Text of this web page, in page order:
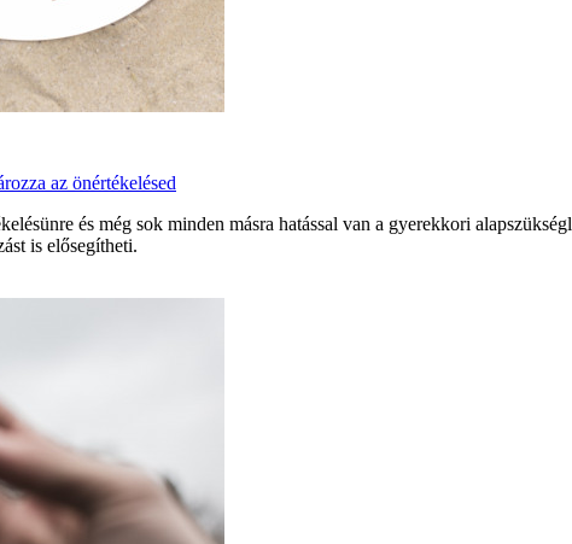
az önértékelésed
és még sok minden másra hatással van a gyerekkori
is elősegítheti.